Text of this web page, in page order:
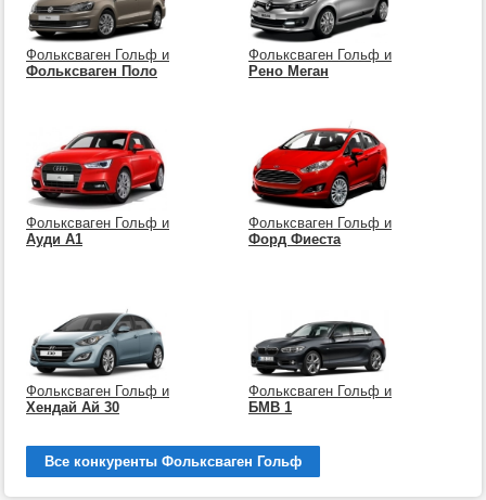
Фольксваген Гольф и
Фольксваген Поло
Фольксваген Гольф и
Рено Меган
Фольксваген Гольф и
Ауди А1
Фольксваген Гольф и
Форд Фиеста
Фольксваген Гольф и
Хендай Ай 30
Фольксваген Гольф и
БМВ 1
Все конкуренты Фольксваген Гольф